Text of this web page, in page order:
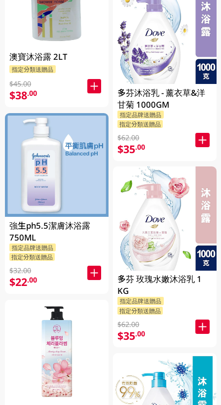
澳寶沐浴露 2LT
指定分類送贈品
$45.00
$38.00
強生ph5.5潔膚沐浴露
750ML
指定品牌送贈品
指定分類送贈品
$32.00
$22.00
多芬沐浴乳 - 薰衣草&洋
甘菊 1000GM
指定品牌送贈品
指定分類送贈品
$62.00
$35.00
多芬 玫瑰水嫩沐浴乳 1
KG
指定品牌送贈品
指定分類送贈品
$62.00
$35.00